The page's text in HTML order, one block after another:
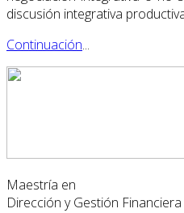
discusión integrativa
Continuación...
Maestría en
Dirección y Gestión Financiera